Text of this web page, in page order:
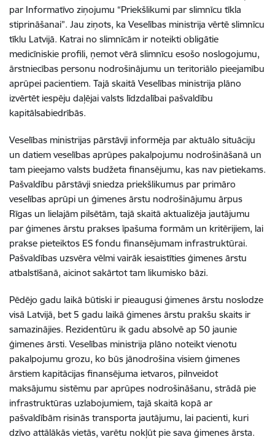
par Informatīvo ziņojumu “Priekšlikumi par slimnīcu tīkla
stiprināšanai”. Jau ziņots, ka Veselības ministrija vērtē slimnīcu
tīklu Latvijā. Katrai no slimnīcām ir noteikti obligātie
medicīniskie profili, ņemot vērā slimnīcu esošo noslogojumu,
ārstniecības personu nodrošinājumu un teritoriālo pieejamību
aprūpei pacientiem. Tajā skaitā Veselības ministrija plāno
izvērtēt iespēju daļējai valsts līdzdalībai pašvaldību
kapitālsabiedrībās.
Veselības ministrijas pārstāvji informēja par aktuālo situāciju
un datiem veselības aprūpes pakalpojumu nodrošināšanā un
tam pieejamo valsts budžeta finansējumu, kas nav pietiekams.
Pašvaldību pārstāvji sniedza priekšlikumus par primāro
veselības aprūpi un ģimenes ārstu nodrošinājumu ārpus
Rīgas un lielajām pilsētām, tajā skaitā aktualizēja jautājumu
par ģimenes ārstu prakses īpašuma formām un kritērijiem, lai
prakse pieteiktos ES fondu finansējumam infrastruktūrai.
Pašvaldības uzsvēra vēlmi vairāk iesaistīties ģimenes ārstu
atbalstīšanā, aicinot sakārtot tam likumisko bāzi.
Pēdējo gadu laikā būtiski ir pieaugusi ģimenes ārstu noslodze
visā Latvijā, bet 5 gadu laikā ģimenes ārstu prakšu skaits ir
samazinājies. Rezidentūru ik gadu absolvē ap 50 jaunie
ģimenes ārsti. Veselības ministrija plāno noteikt vienotu
pakalpojumu grozu, ko būs jānodrošina visiem ģimenes
ārstiem kapitācijas finansējuma ietvaros, pilnveidot
maksājumu sistēmu par aprūpes nodrošināšanu, strādā pie
infrastruktūras uzlabojumiem, tajā skaitā kopā ar
pašvaldībām risinās transporta jautājumu, lai pacienti, kuri
dzīvo attālākās vietās, varētu nokļūt pie sava ģimenes ārsta.